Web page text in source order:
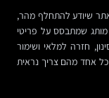
אתר שיודע להתחלף מהר,
שמתבסס על פריטי
חזרה למלאי ושימור
אחד מהם צריך נראית